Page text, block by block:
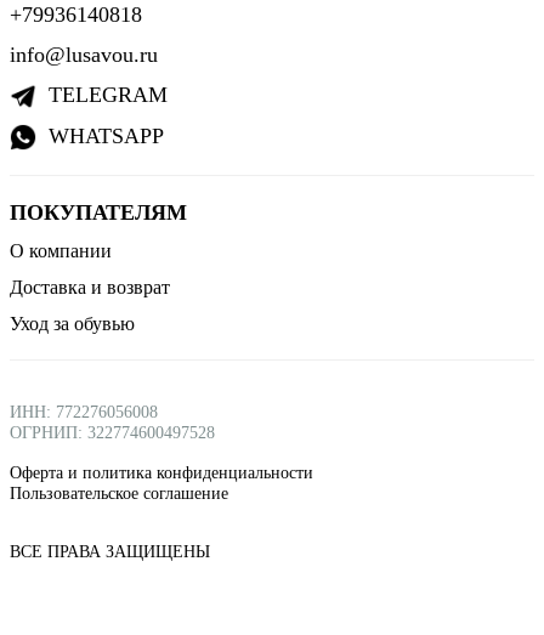
ПОКУПАТЕЛЯМ
О компании
Доставка и возврат
Уход за обувью
+79936140818
info@lusavou.ru
TELEGRAM
WHATSAPP
ИНН: 772276056008
ОГРНИП: 322774600497528
Оферта и политика конфиденциальности
Пользовательское соглашение
ВСЕ ПРАВА ЗАЩИЩЕНЫ